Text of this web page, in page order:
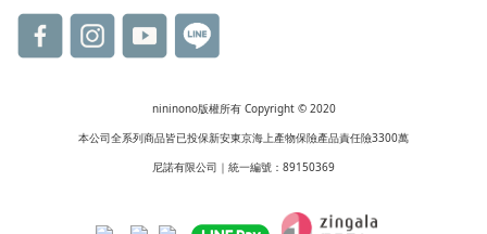
nininono版權所有 Copyright © 2020
本公司全系列商品皆已投保新安東京海上產物保險產品責任險3300萬
尼諾有限公司｜統一編號：89150369